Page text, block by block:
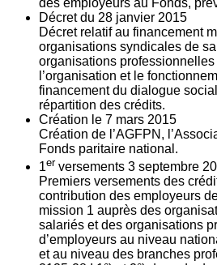
des employeurs au Fonds,
Décret du 28 janvier 2015
Décret relatif au financement
organisations syndicales de
organisations professionnelles
l’organisation et le
financement du dialogue
répartition des crédits.
Création le 7 mars 2015
Création de l’AGFPN,
Fonds paritaire national.
1er versements 3 septembre
Premiers versements des
contribution des employeurs
mission 1 auprès des
salariés et des organisations
d’employeurs au niveau
et au niveau des branches